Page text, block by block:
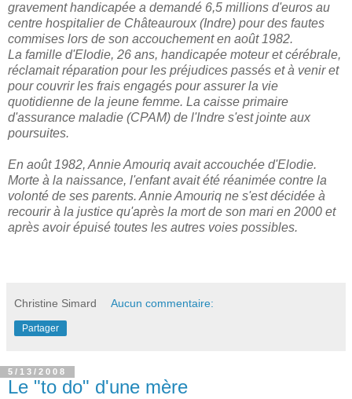
gravement handicapée a demandé 6,5 millions d'euros au
centre hospitalier de Châteauroux (Indre) pour des fautes
commises lors de son accouchement en août 1982.
La famille d'Elodie, 26 ans, handicapée moteur et cérébrale,
réclamait réparation pour les préjudices passés et à venir et
pour couvrir les frais engagés pour assurer la vie
quotidienne de la jeune femme. La caisse primaire
d'assurance maladie (CPAM) de l'Indre s'est jointe aux
poursuites.
En août 1982, Annie Amouriq avait accouchée d'Elodie.
Morte à la naissance, l'enfant avait été réanimée contre la
volonté de ses parents. Annie Amouriq ne s'est décidée à
recourir à la justice qu'après la mort de son mari en 2000 et
après avoir épuisé toutes les autres voies possibles.
Christine Simard Aucun commentaire:
Partager
5/13/2008
Le "to do" d'une mère